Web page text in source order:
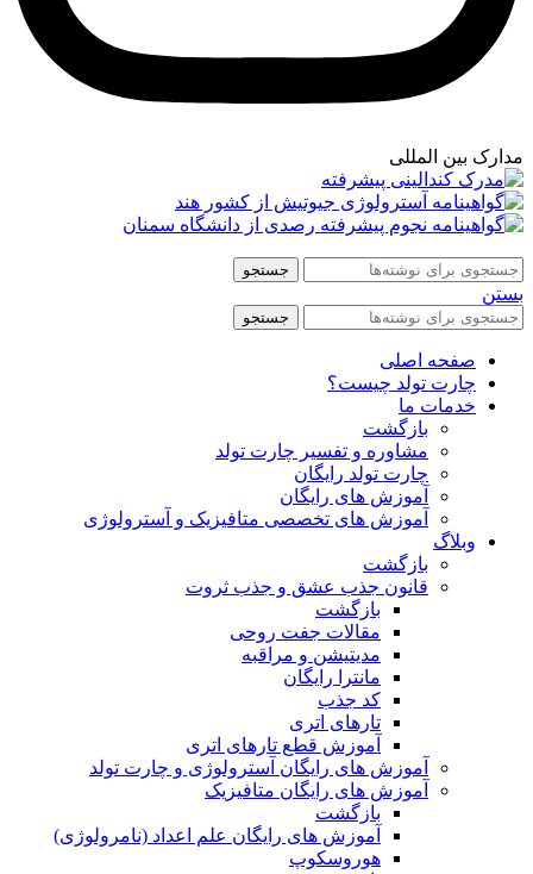
مدارک بین المللی
جستجو
بستن
جستجو
صفحه اصلی
چارت تولد چیست؟
خدمات ما
بازگشت
مشاوره و تفسیر چارت تولد
چارت تولد رایگان
آموزش های رایگان
آموزش های تخصصی متافیزیک و آسترولوژی
وبلاگ
بازگشت
قانون جذب عشق و جذب ثروت
بازگشت
مقالات جفت روحی
مدیتیشن و مراقبه
مانترا رایگان
کد جذب
تارهای اتری
آموزش قطع تارهای اتری
آموزش های رایگان آسترولوژی و چارت تولد
آموزش های رایگان متافیزیک
بازگشت
آموزش های رایگان علم اعداد (نامرولوژی)
هوروسکوپ